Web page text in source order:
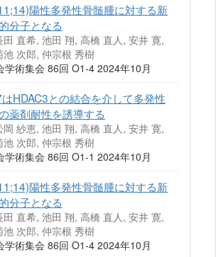
陽性多発性骨髄腫に対する新
分子となる
直希, 池田 翔, 高橋 直人, 安井 寛,
次郎, 仲宗根 秀樹
学術集会 86回 O1-4 2024年10月
HDAC3との結合を介して多発性
薬剤耐性を誘導する
紗恵, 池田 翔, 高橋 直人, 安井 寛,
次郎, 仲宗根 秀樹
学術集会 86回 O1-1 2024年10月
陽性多発性骨髄腫に対する新
分子となる
直希, 池田 翔, 高橋 直人, 安井 寛,
次郎, 仲宗根 秀樹
学術集会 86回 O1-4 2024年10月